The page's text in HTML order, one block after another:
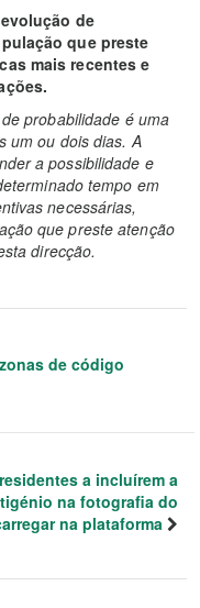
de
que preste
mais recentes e
probabilidade é uma
um ou dois dias. A
a possibilidade e
tempo em
necessárias,
que preste atenção
direcção.
de código
a incluírem a
na fotografia do
na plataforma